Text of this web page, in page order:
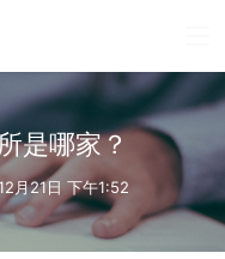
是哪家？
月21日 下午1:52